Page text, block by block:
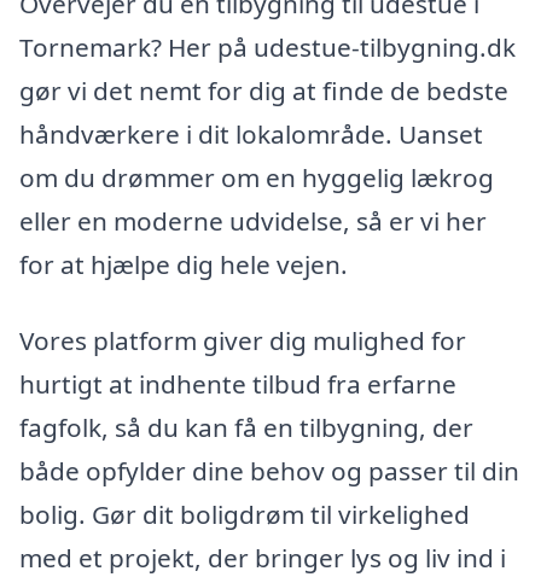
Tornemark? Her på udestue-tilbygning.dk
gør vi det nemt for dig at finde de bedste
håndværkere i dit lokalområde. Uanset
om du drømmer om en hyggelig lækrog
eller en moderne udvidelse, så er vi her
for at hjælpe dig hele vejen.
Vores platform giver dig mulighed for
hurtigt at indhente tilbud fra erfarne
fagfolk, så du kan få en tilbygning, der
både opfylder dine behov og passer til din
bolig. Gør dit boligdrøm til virkelighed
med et projekt, der bringer lys og liv ind i